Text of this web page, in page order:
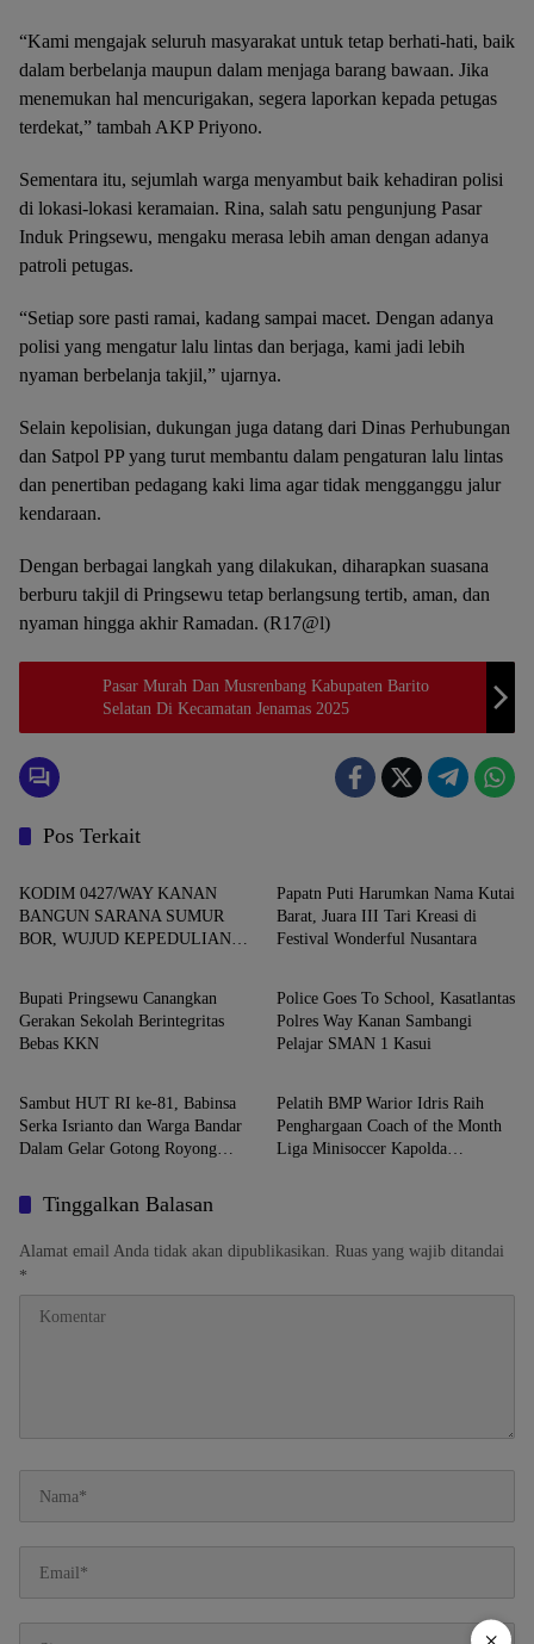
“Kami mengajak seluruh masyarakat untuk tetap berhati-hati, baik
dalam berbelanja maupun dalam menjaga barang bawaan. Jika
menemukan hal mencurigakan, segera laporkan kepada petugas
terdekat,” tambah AKP Priyono.
Sementara itu, sejumlah warga menyambut baik kehadiran polisi
di lokasi-lokasi keramaian. Rina, salah satu pengunjung Pasar
Induk Pringsewu, mengaku merasa lebih aman dengan adanya
patroli petugas.
“Setiap sore pasti ramai, kadang sampai macet. Dengan adanya
polisi yang mengatur lalu lintas dan berjaga, kami jadi lebih
nyaman berbelanja takjil,” ujarnya.
Selain kepolisian, dukungan juga datang dari Dinas Perhubungan
dan Satpol PP yang turut membantu dalam pengaturan lalu lintas
dan penertiban pedagang kaki lima agar tidak mengganggu jalur
kendaraan.
Dengan berbagai langkah yang dilakukan, diharapkan suasana
berburu takjil di Pringsewu tetap berlangsung tertib, aman, dan
nyaman hingga akhir Ramadan. (R17@l)
Pasar Murah Dan Musrenbang Kabupaten Barito
Selatan Di Kecamatan Jenamas 2025
Pos Terkait
Daerah
KODIM 0427/WAY KANAN
BANGUN SARANA SUMUR
BOR, WUJUD KEPEDULIAN
Papatn Puti Harumkan Nama Kutai
Barat, Juara III Tari Kreasi di
Festival Wonderful Nusantara
Daerah
Bupati Pringsewu Canangkan
Gerakan Sekolah Berintegritas
Bebas KKN
Daerah
Police Goes To School, Kasatlantas
Polres Way Kanan Sambangi
Pelajar SMAN 1 Kasui
Daerah
Sambut HUT RI ke-81, Babinsa
Serka Isrianto dan Warga Bandar
Dalam Gelar Gotong Royong
Daerah
Pelatih BMP Warior Idris Raih
Penghargaan Coach of the Month
Liga Minisoccer Kapolda
Tinggalkan Balasan
Alamat email Anda tidak akan dipublikasikan. Ruas yang wajib ditandai
*